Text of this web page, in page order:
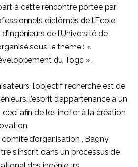
à cette rencontre portée par
diplômés de l’École
de l’Université de
sous le thème : «
du Togo ».
l’objectif recherché est de
l’esprit d’appartenance à un
afin de les inciter à la création
d’organisation , Bagny
s’inscrit dans un processus de